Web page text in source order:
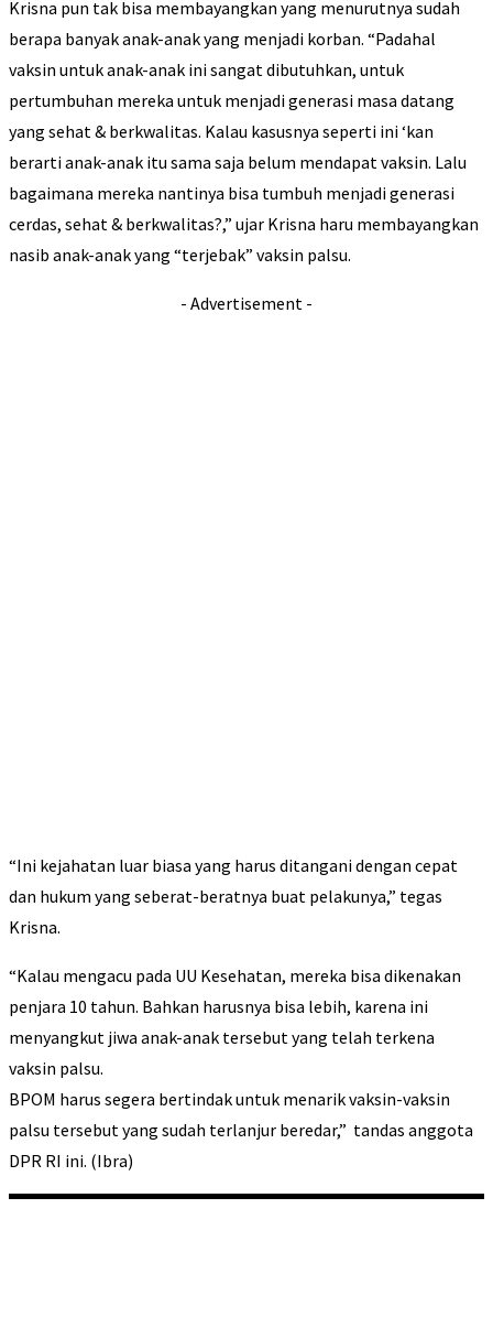
Krisna pun tak bisa membayangkan yang menurutnya sudah
berapa banyak anak-anak yang menjadi korban. “Padahal
vaksin untuk anak-anak ini sangat dibutuhkan, untuk
pertumbuhan mereka untuk menjadi generasi masa datang
yang sehat & berkwalitas. Kalau kasusnya seperti ini ‘kan
berarti anak-anak itu sama saja belum mendapat vaksin. Lalu
bagaimana mereka nantinya bisa tumbuh menjadi generasi
cerdas, sehat & berkwalitas?,” ujar Krisna haru membayangkan
nasib anak-anak yang “terjebak” vaksin palsu.
- Advertisement -
“Ini kejahatan luar biasa yang harus ditangani dengan cepat
dan hukum yang seberat-beratnya buat pelakunya,” tegas
Krisna.
“Kalau mengacu pada UU Kesehatan, mereka bisa dikenakan
penjara 10 tahun. Bahkan harusnya bisa lebih, karena ini
menyangkut jiwa anak-anak tersebut yang telah terkena
vaksin palsu.
BPOM harus segera bertindak untuk menarik vaksin-vaksin
palsu tersebut yang sudah terlanjur beredar,” tandas anggota
DPR RI ini. (Ibra)